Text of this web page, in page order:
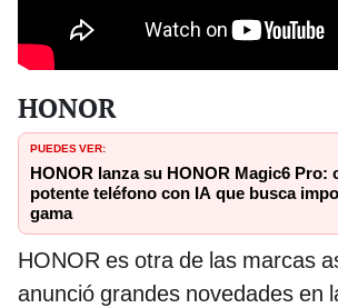
HONOR
PUEDES VER:
HONOR lanza su HONOR Magic6 Pro:
potente teléfono con IA que busca
gama
HONOR es otra de las marcas
anunció grandes novedades en